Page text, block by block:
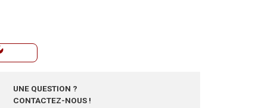
UNE QUESTION ?
CONTACTEZ-NOUS !